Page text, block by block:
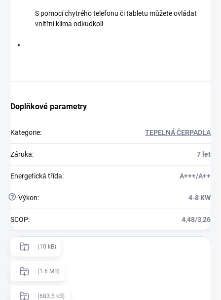
S pomocí chytrého telefonu či tabletu můžete ovládat
vnitřní klima odkudkoli
Doplňkové parametry
Kategorie: TEPELNÁ ČERPADLA
Záruka: 7 let
Energetická třída: A+++/A++
? Výkon: 4-8 KW
SCOP: 4,48/3,26
(10 kB)
(1.6 MB)
(683.5 kB)